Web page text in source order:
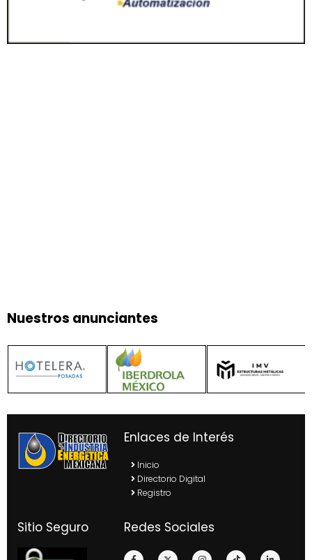
Nuestros anunciantes
Enlaces de Interés
Inicio
Directorio Digital
Registro
Sitio Seguro Redes Sociales